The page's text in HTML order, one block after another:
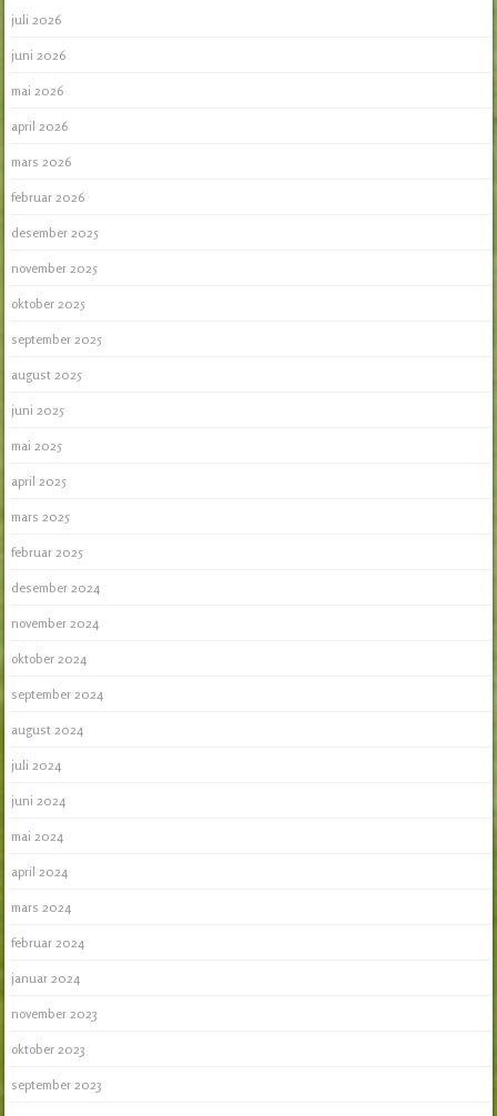
juli 2026
juni 2026
mai 2026
april 2026
mars 2026
februar 2026
desember 2025
november 2025
oktober 2025
september 2025
august 2025
juni 2025
mai 2025
april 2025
mars 2025
februar 2025
desember 2024
november 2024
oktober 2024
september 2024
august 2024
juli 2024
juni 2024
mai 2024
april 2024
mars 2024
februar 2024
januar 2024
november 2023
oktober 2023
september 2023